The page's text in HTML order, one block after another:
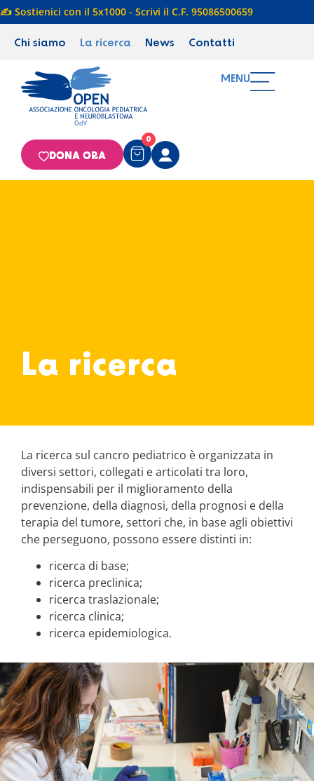
✍️ Sostienici con il 5x1000 - Scrivi il C.F. 95086500659
Chi siamo La ricerca News Contatti
MENU
0
DONA ORA
La ricerca
La ricerca sul cancro pediatrico è organizzata in
diversi settori, collegati e articolati tra loro,
indispensabili per il miglioramento della
prevenzione, della diagnosi, della prognosi e della
terapia del tumore, settori che, in base agli obiettivi
che perseguono, possono essere distinti in:
ricerca di base;
ricerca preclinica;
ricerca traslazionale;
ricerca clinica;
ricerca epidemiologica.